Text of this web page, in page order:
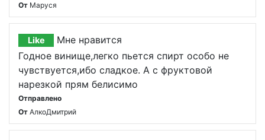
От Маруся
Like
Мне нравится
Годное винище,легко пьется спирт особо не
чувствуется,ибо сладкое. А с фруктовой
нарезкой прям белисимо
Отправлено
От АлкоДмитрий